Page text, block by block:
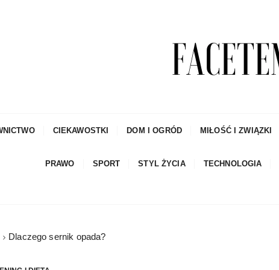
Być
CIEKAWOSTKI DOM I OGRÓD MIŁOŚĆ I ZWIĄZKI
PRAWO SPORT STYL ŻYCIA TECHNOLOGIA
Dlaczego sernik opada?